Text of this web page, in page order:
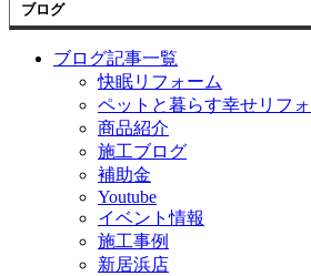
ブログ
ブログ記事一覧
快眠リフォーム
ペットと暮らす幸せリフ
商品紹介
施工ブログ
補助金
Youtube
イベント情報
施工事例
新居浜店